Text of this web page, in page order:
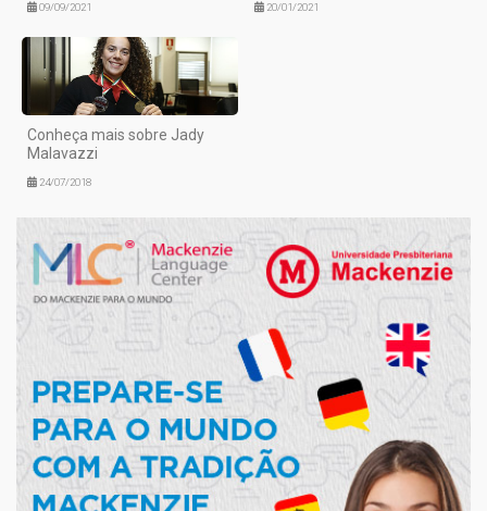
09/09/2021 20/01/2021
Conheça mais sobre Jady
Malavazzi
24/07/2018